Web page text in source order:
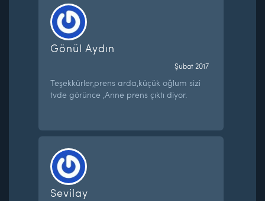
Gönül Aydın
Şubat 2017
Teşekkürler,prens arda,küçük oğlum sizi
tvde görünce ,Anne prens çıktı diyor.
Sevilay